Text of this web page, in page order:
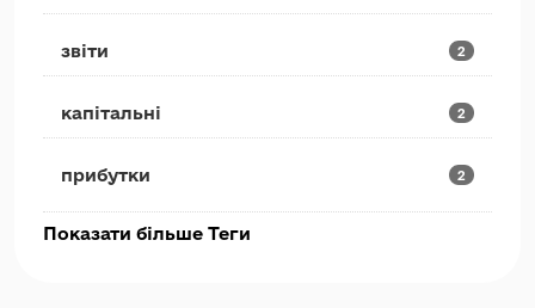
звіти 2
капітальні 2
прибутки 2
Показати більше Теги